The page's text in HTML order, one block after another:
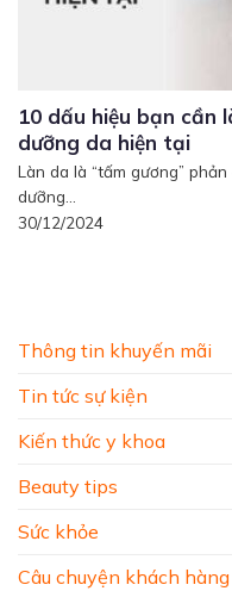
Thông tin khuyến mãi
Tin tức sự kiện
Kiến thức y khoa
Beauty tips
Sức khỏe
Câu chuyện khách hàng
10 dấu hiệu bạn cần
dưỡng da hiện tại
Làn da là “tấm gương”
dưỡng...
30/12/2024